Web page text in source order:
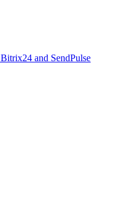
Bitrix24 and SendPulse